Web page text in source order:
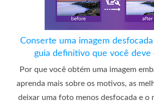
Conserte uma imagem
guia definitivo que você deve
Por que você obtém uma imagem
aprenda mais sobre os motivos, as
deixar uma foto menos desfocada e o